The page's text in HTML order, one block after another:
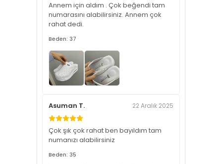
Annem için aldım . Çok beğendi tam
numarasını alabilirsiniz. Annem çok
rahat dedi.
Beden: 37
Asuman T. 22 Aralık 2025
Çok şık çok rahat ben bayıldım tam
numanızı alabilirsiniz
Beden: 35